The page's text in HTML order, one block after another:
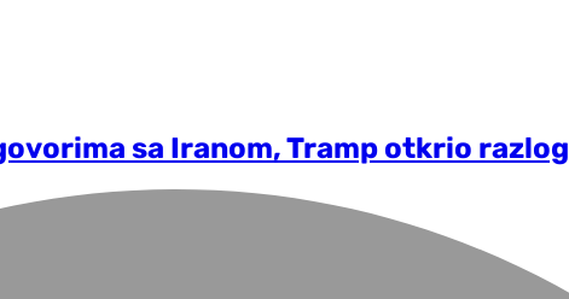
sa Iranom, Tramp otkrio razlog